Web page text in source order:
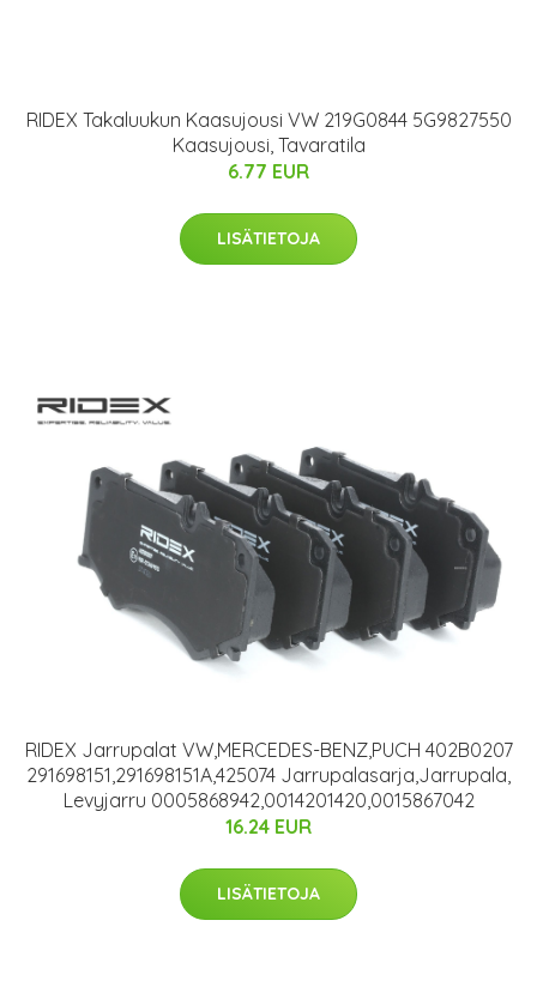
RIDEX Takaluukun Kaasujousi VW 219G0844 5G9827550
Kaasujousi, Tavaratila
6.77 EUR
LISÄTIETOJA
RIDEX Jarrupalat VW,MERCEDES-BENZ,PUCH 402B0207
291698151,291698151A,425074 Jarrupalasarja,Jarrupala,
Levyjarru 0005868942,0014201420,0015867042
16.24 EUR
LISÄTIETOJA